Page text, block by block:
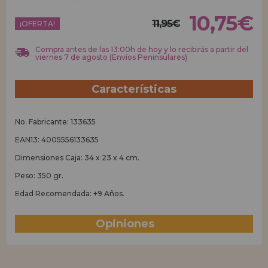
REGISTRO DISTRIBUIDOR
¡OFERTA! 11,95€ 10,75€
Compra antes de las 13:00h de hoy y lo recibirás a partir del
viernes 7 de agosto (Envíos Peninsulares)
Características
No. Fabricante: 133635
EAN13: 4005556133635
Dimensiones Caja: 34 x 23 x 4 cm.
Peso: 350 gr.
Edad Recomendada: +9 Años.
Opiniones